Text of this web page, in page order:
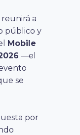
a
público y
Mobile
—el
se
por